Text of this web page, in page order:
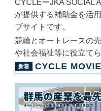
CYCLEーJKA SOCIAL
が提供する補助金を活
ブサイトです。
競輪とオートレースの
や社会福祉等に役立て
CYCLE MOVIE